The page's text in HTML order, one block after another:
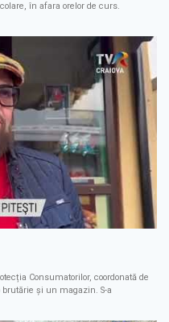
în afara orelor de curs.
Consumatorilor, coordonată de
şi un magazin. S-a